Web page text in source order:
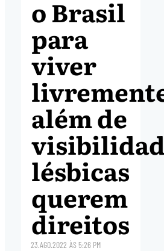
o Brasil
para
viver
além de
lésbicas
querem
direitos
23.AGO.2022 ÀS5:26 PM